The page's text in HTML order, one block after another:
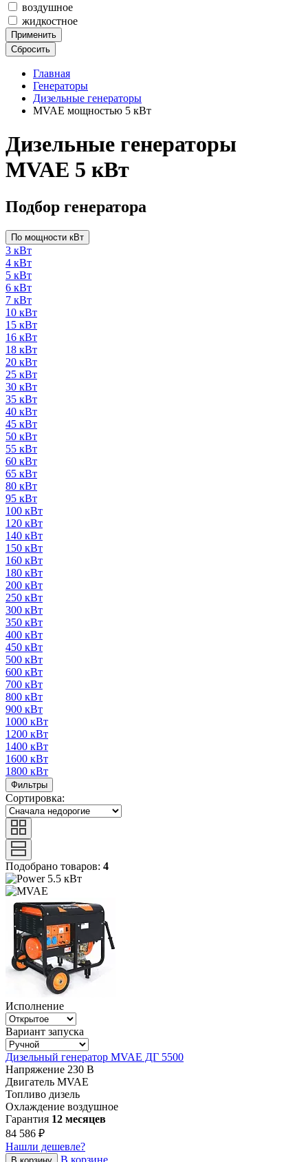
воздушное
жидкостное
Применить
Сбросить
Главная
Генераторы
Дизельные генераторы
MVAE мощностью 5 кВт
Дизельные генераторы
MVAE 5 кВт
Подбор генератора
По мощности кВт
3 кВт
4 кВт
5 кВт
6 кВт
7 кВт
10 кВт
15 кВт
16 кВт
18 кВт
20 кВт
25 кВт
30 кВт
35 кВт
40 кВт
45 кВт
50 кВт
55 кВт
60 кВт
65 кВт
80 кВт
95 кВт
100 кВт
120 кВт
140 кВт
150 кВт
160 кВт
180 кВт
200 кВт
250 кВт
300 кВт
350 кВт
400 кВт
450 кВт
500 кВт
600 кВт
700 кВт
800 кВт
900 кВт
1000 кВт
1200 кВт
1400 кВт
1600 кВт
1800 кВт
Фильтры
Сортировка:
Подобрано товаров: 4
5.5 кВт
Исполнение
Вариант запуска
Дизельный генератор MVAE ДГ 5500
Напряжение 230 В
Двигатель MVAE
Топливо дизель
Охлаждение воздушное
Гарантия 12 месяцев
84 586 ₽
Нашли дешевле?
В корзине